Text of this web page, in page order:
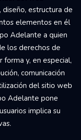
estructura de
elementos en él
Adelante a quien
los derechos de
y, en especial,
comunicación
del sitio web
Adelante pone
implica su